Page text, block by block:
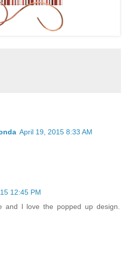
April 19, 2015 8:33 AM
12:45 PM
and I love the popped up design.